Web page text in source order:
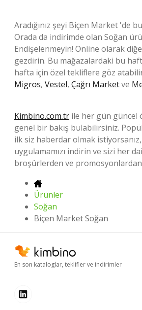
Aradığınız şeyi Biçen Market 'de
Orada da indirimde olan Soğan
Endişelenmeyin! Online olarak
gezdirin. Bu mağazalardaki bu
hafta için özel tekliflere göz
Migros, Vestel, Çağrı Marketve
Kimbino.com.tr ile her gün güncel
genel bir bakış bulabilirsiniz.
ilk siz haberdar olmak istiyorsanız,
uygulamamızı indirin ve sizi her
broşürlerden ve
Ürünler
Soğan
Biçen Market Soğan
En son kataloglar, teklifler ve indirimler